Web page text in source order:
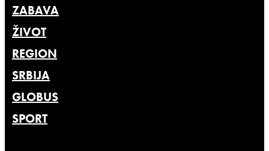
ZABAVA
ŽIVOT
REGION
SRBIJA
GLOBUS
SPORT